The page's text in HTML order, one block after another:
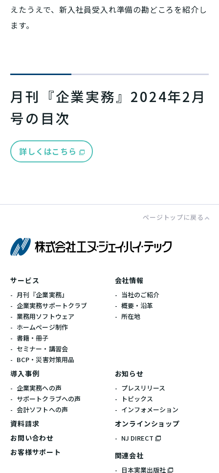
えたうえで、新入社員受入れ準備の勘どころを紹介し
ます。
月刊『企業実務』2024年2月
号の目次
詳しくはこちら
ページトップに戻る
サービス
月刊『企業実務』
企業実務サポートクラブ
業務用ソフトウェア
ホームぺージ制作
書籍・冊子
セミナー・講習会
BCP・災害対策用品
会社情報
当社のご紹介
概要・沿革
所在地
導入事例
企業実務への声
サポートクラブへの声
会計ソフトへの声
お知らせ
プレスリリース
トピックス
インフォメーション
資料請求
お問い合わせ
お客様サポート
オンラインショップ
NJ DIRECT
関連会社
日本実業出版社